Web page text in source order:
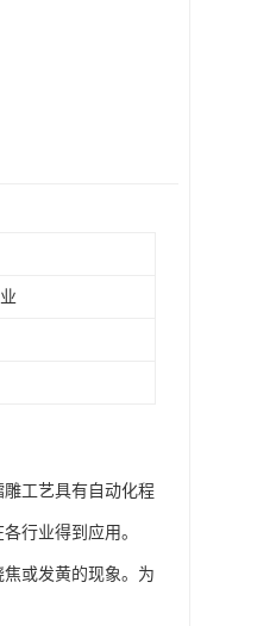
工艺具有自动化程
行业得到应用。
或发黄的现象。为